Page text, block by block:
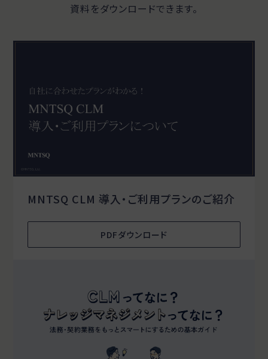
資料をダウンロードできます。
MNTSQ CLM 導入・ご利用プランのご紹介
PDFダウンロード